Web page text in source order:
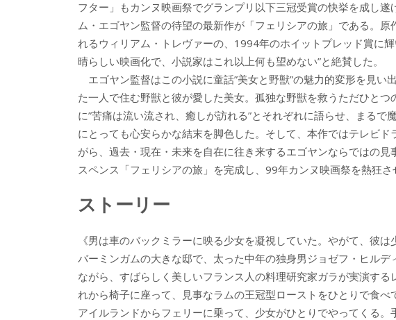
フター」もカンヌ映画祭でグランプリ以下三冠受賞の快挙を成し
ム・エゴヤン監督の待望の最新作が「フェリシアの旅」である。
れるウィリアム・トレヴァーの、1994年のホイットプレッド賞に
晴らしい映画化で、小説家はこれ以上何も望めない”と絶賛した。
エゴヤン監督はこの小説に童話”美女と野獣”の魅力的変形を見い
た一人で住む野獣と彼が愛した美女。孤独な野獣を救うただひと
に”苦痛は流い流され、癒しが訪れる”とそれぞれに語らせ、まる
にとっても心安らかな結末を脚色した。そして、本作ではテレビ
がら、過去・現在・未来を自在に往き来するエゴヤンならではの
スペンス「フェリシアの旅」を完成し、99年カンヌ映画祭を熱狂さ
ストーリー
《男は車のバックミラーに映る少女を凝視していた。やがて、彼は
バーミンガムの大きな邸で、太った中年の独身男ジョゼフ・ヒル
ながら、すばらしく美しいフランス人の料理研究家ガラが実演す
れから椅子に座って、見事なラムの王冠型ローストをひとりで食べ
アイルランドからフェリーに乗って、少女がひとりでやってくる